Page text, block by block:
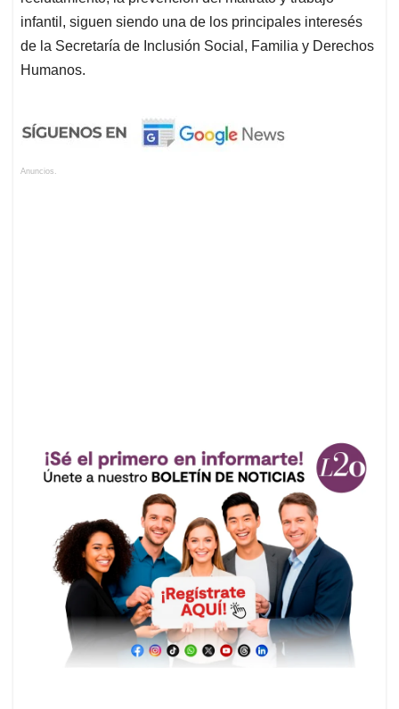
infantil, siguen siendo una de los principales interesés
de la Secretaría de Inclusión Social, Familia y Derechos
Humanos.
Anuncios.